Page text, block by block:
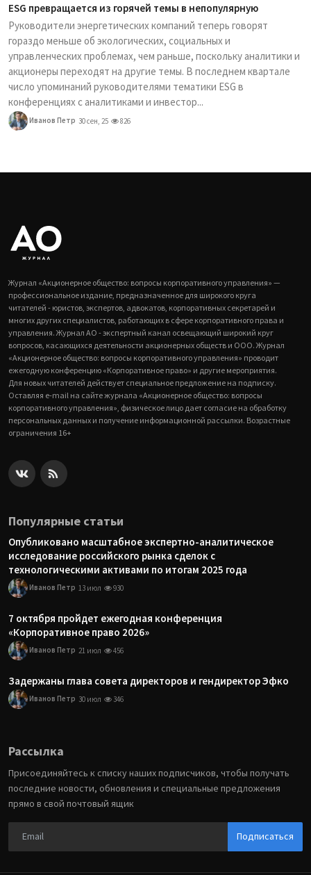
ESG превращается из горячей темы в непопулярную
Руководители энергетических компаний теперь говорят
гораздо меньше об экологических, социальных и
управленческих проблемах, чем раньше, поскольку аналитики и
акционеры переходят на другие темы. В последнем квартале
число упоминаний руководителями тематики ESG в
конференциях с аналитиками и инвестор...
Иванов Петр 30 сен, 25 826
Журнал «Акционерное общество: вопросы корпоративного управления» —
профессиональное издание, предназначенное для широкого круга
читателей - юристов, экспертов, адвокатов, корпоративных секретарей и
многих других специалистов, работающих в сфере корпоративного права и
управления. Журнал АО - экспертный канал освещающий широкий круг
вопросов, касающихся деятельности акционерных обществ и ООО. Журнал
«Акционерное общество: вопросы корпоративного управления» проводит
ежегодную конференцию «Корпоративное право» и другие мероприятия.
Для новых читателей действует специальное предложение на подписку.
Оставляя e-mail на сайте журнала «Акционерное общество: вопросы
корпоративного управления», физическое лицо дает согласие на обработку
персональных данных и получение информационной рассылки. Возрастные
ограничения 16+
Популярные статьи
Опубликовано масштабное экспертно-аналитическое
исследование российского рынка сделок с
технологическими активами по итогам 2025 года
Иванов Петр 13 июл 930
7 октября пройдет ежегодная конференция
«Корпоративное право 2026»
Иванов Петр 21 июл 456
Задержаны глава совета директоров и гендиректор Эфко
Иванов Петр 30 июл 346
Рассылка
Присоединяйтесь к списку наших подписчиков, чтобы получать
последние новости, обновления и специальные предложения
прямо в свой почтовый ящик
Подписаться